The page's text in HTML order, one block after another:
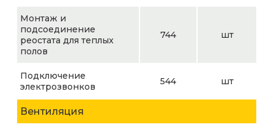
Монтаж и
подсоединение
реостата для теплых
полов
744 шт
Подключение
электрозвонков
544 шт
Вентиляция